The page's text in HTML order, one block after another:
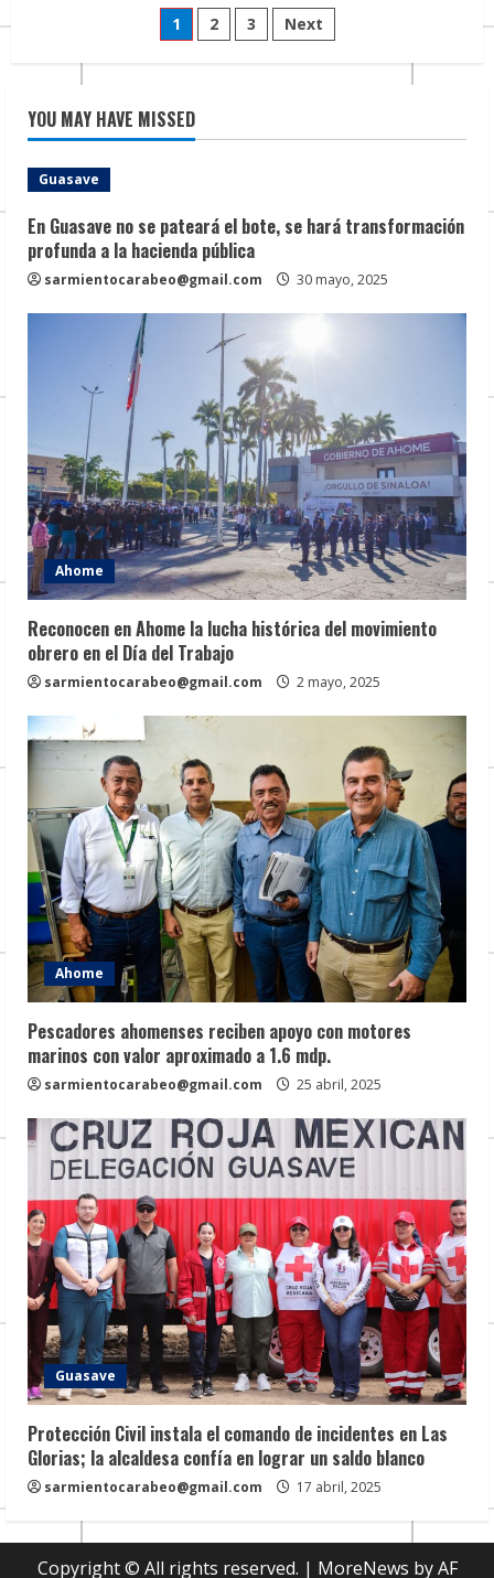
ilumina
azul
por
el
Día
Paginación
entradas
1 2 3 Next
YOU MAY HAVE MISSED
Guasave
En Guasave no se pateará el bote, se hará transformación
profunda a la hacienda pública
sarmientocarabeo@gmail.com 30 mayo, 2025
Ahome
Reconocen en Ahome la lucha histórica del movimiento
obrero en el Día del Trabajo
sarmientocarabeo@gmail.com 2 mayo, 2025
Ahome
Pescadores ahomenses reciben apoyo con motores
marinos con valor aproximado a 1.6 mdp.
sarmientocarabeo@gmail.com 25 abril, 2025
Guasave
Protección Civil instala el comando de incidentes en Las
Glorias; la alcaldesa confía en lograr un saldo blanco
sarmientocarabeo@gmail.com 17 abril, 2025
Copyright © All rights reserved. | MoreNews by AF